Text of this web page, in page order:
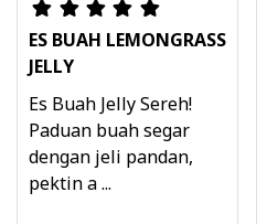
ES BUAH LEMONGRASS
JELLY
Es Buah Jelly Sereh!
Paduan buah segar
dengan jeli pandan,
pektin a ...